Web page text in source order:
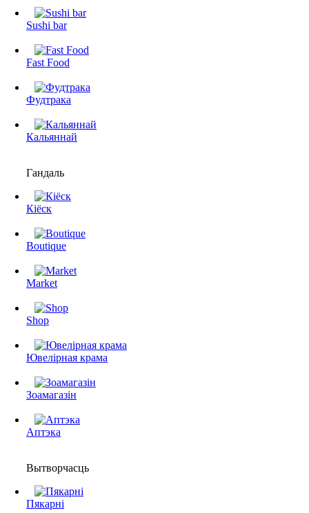
Sushi bar
Fast Food
Фудтрака
Кальяннай
Гандаль
Кіёск
Boutique
Market
Shop
Ювелірная крама
Зоамагазін
Аптэка
Вытворчасць
Пякарні